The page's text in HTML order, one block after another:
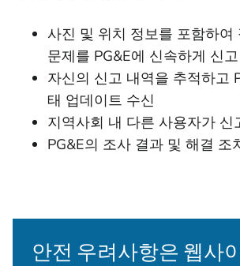
사진 및 위치 정보를 포함하여
문제를 PG&E에 신속하게 신고
자신의 신고 내역을 추적하고
태 업데이트 수신
지역사회 내 다른 사용자가 신
PG&E의 조사 결과 및 해결 조
안전 우려사항은 웹사